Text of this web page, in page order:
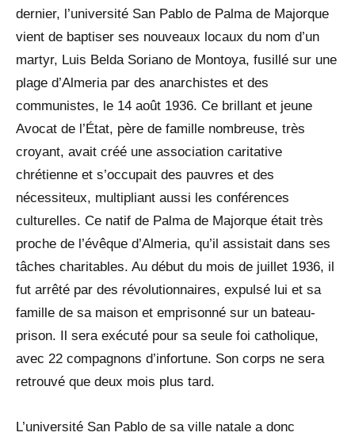
dernier, l’université San Pablo de Palma de Majorque
vient de baptiser ses nouveaux locaux du nom d’un
martyr, Luis Belda Soriano de Montoya, fusillé sur une
plage d’Almeria par des anarchistes et des
communistes, le 14 août 1936. Ce brillant et jeune
Avocat de l’État, père de famille nombreuse, très
croyant, avait créé une association caritative
chrétienne et s’occupait des pauvres et des
nécessiteux, multipliant aussi les conférences
culturelles. Ce natif de Palma de Majorque était très
proche de l’évêque d’Almeria, qu’il assistait dans ses
tâches charitables. Au début du mois de juillet 1936, il
fut arrêté par des révolutionnaires, expulsé lui et sa
famille de sa maison et emprisonné sur un bateau-
prison. Il sera exécuté pour sa seule foi catholique,
avec 22 compagnons d’infortune. Son corps ne sera
retrouvé que deux mois plus tard.
L’université San Pablo de sa ville natale a donc